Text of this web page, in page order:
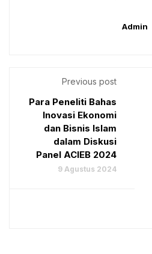
Admin
Previous post
Para Peneliti Bahas
Inovasi Ekonomi
dan Bisnis Islam
dalam Diskusi
Panel ACIEB 2024
9 Agustus 2024